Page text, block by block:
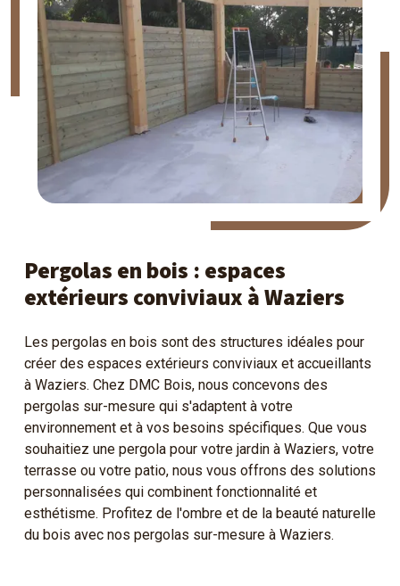
Pergolas en bois : espaces
extérieurs conviviaux à Waziers
Les pergolas en bois sont des structures idéales pour
créer des espaces extérieurs conviviaux et accueillants
à Waziers. Chez DMC Bois, nous concevons des
pergolas sur-mesure qui s'adaptent à votre
environnement et à vos besoins spécifiques. Que vous
souhaitiez une pergola pour votre jardin à Waziers, votre
terrasse ou votre patio, nous vous offrons des solutions
personnalisées qui combinent fonctionnalité et
esthétisme. Profitez de l'ombre et de la beauté naturelle
du bois avec nos pergolas sur-mesure à Waziers.